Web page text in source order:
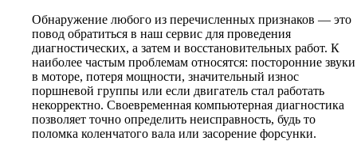
Обнаружение любого из перечисленных признаков — это
повод обратиться в наш сервис для проведения
диагностических, а затем и восстановительных работ. К
наиболее частым проблемам относятся: посторонние звуки
в моторе, потеря мощности, значительный износ
поршневой группы или если двигатель стал работать
некорректно. Своевременная компьютерная диагностика
позволяет точно определить неисправность, будь то
поломка коленчатого вала или засорение форсунки.